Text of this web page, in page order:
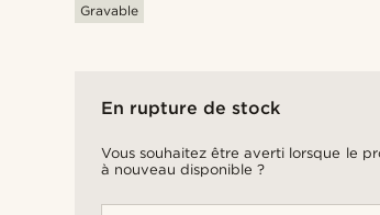
Gravable
En rupture de stock
Vous souhaitez être averti lorsque le
à nouveau disponible ?